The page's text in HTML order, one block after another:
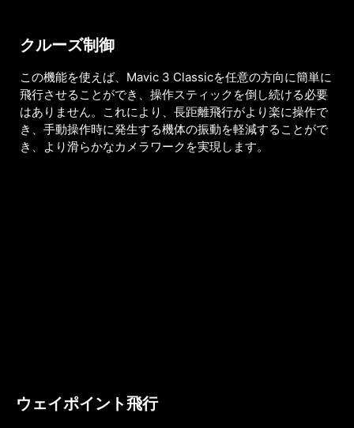
クルーズ制御
この機能を使えば、Mavic 3 Classicを任意の方向に簡単に
飛行させることができ、操作スティックを倒し続ける必要
はありません。これにより、長距離飛行がより楽に操作で
き、手動操作時に発生する機体の振動を軽減することがで
き、より滑らかなカメラワークを実現します。
ウェイポイント飛行